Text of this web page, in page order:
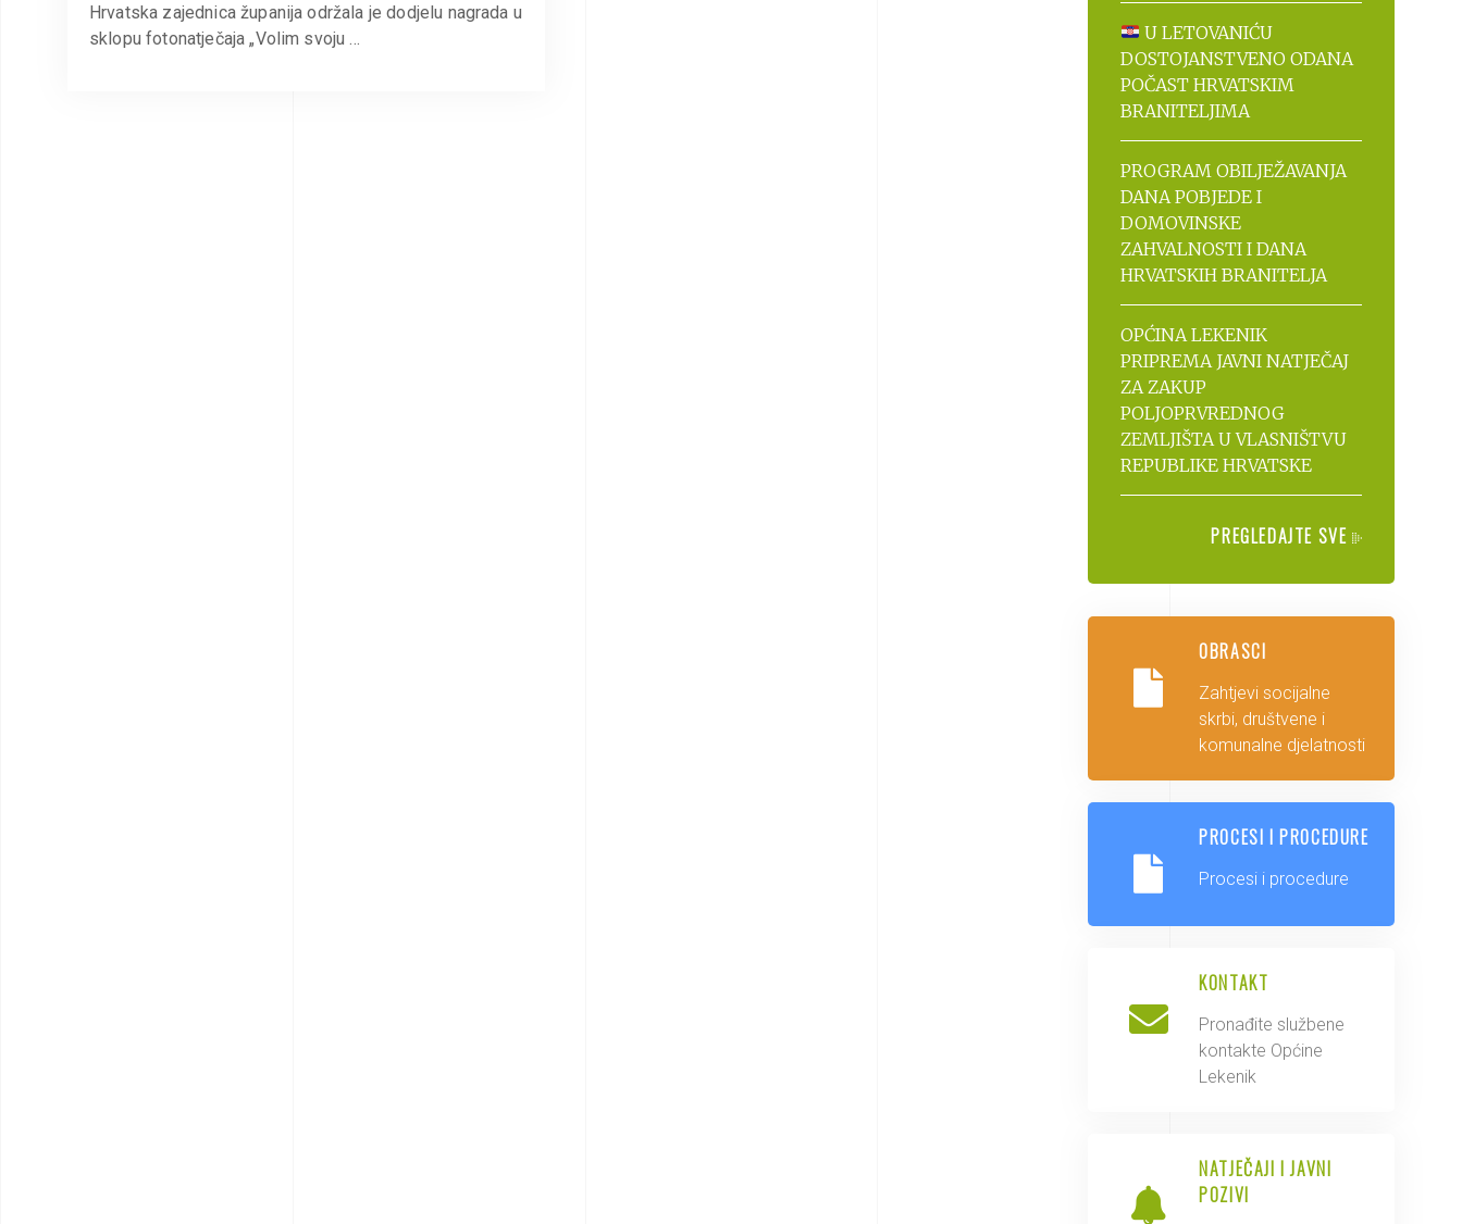
Hrvatska zajednica županija održala je dodjelu nagrada u
sklopu fotonatječaja „Volim svoju …
U LETOVANIĆU
DOSTOJANSTVENO ODANA
POČAST HRVATSKIM
BRANITELJIMA
PROGRAM OBILJEŽAVANJA
DANA POBJEDE I
DOMOVINSKE
ZAHVALNOSTI I DANA
HRVATSKIH BRANITELJA
OPĆINA LEKENIK
PRIPREMA JAVNI NATJEČAJ
ZA ZAKUP
POLJOPRVREDNOG
ZEMLJIŠTA U VLASNIŠTVU
REPUBLIKE HRVATSKE
PREGLEDAJTE SVE
OBRASCI
Zahtjevi socijalne
skrbi, društvene i
komunalne djelatnosti
PROCESI I PROCEDURE
Procesi i procedure
KONTAKT
Pronađite službene
kontakte Općine
Lekenik
NATJEČAJI I JAVNI
POZIVI